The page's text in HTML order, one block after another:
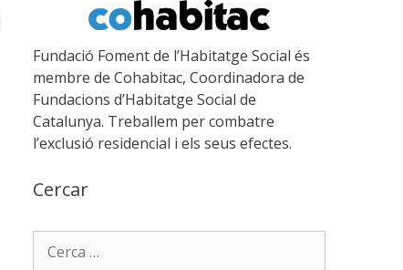
Fundació Foment de l’Habitatge Social és
membre de Cohabitac, Coordinadora de
Fundacions d’Habitatge Social de
Catalunya. Treballem per combatre
l’exclusió residencial i els seus efectes.
Cercar